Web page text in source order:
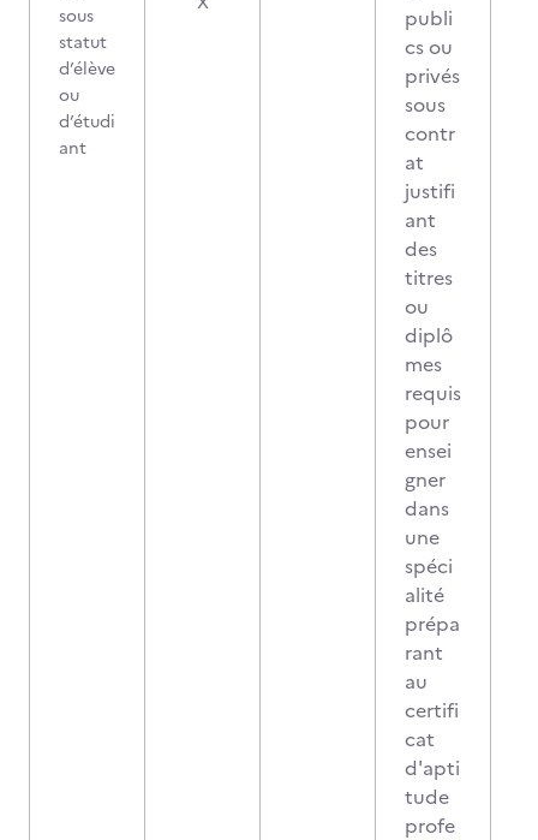
sous
statut
d’élève
ou
d’étudi
ant
publi
cs ou
privés
sous
contr
at
justifi
ant
des
titres
ou
diplô
mes
requis
pour
ensei
gner
dans
une
spéci
alité
prépa
rant
au
certifi
cat
d'apti
tude
profe